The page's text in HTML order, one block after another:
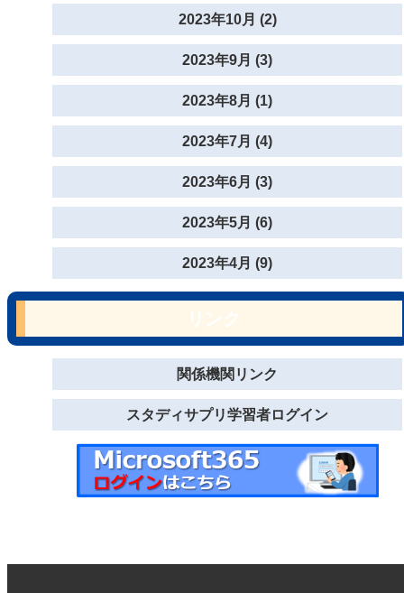
2023年10月 (2)
2023年9月 (3)
2023年8月 (1)
2023年7月 (4)
2023年6月 (3)
2023年5月 (6)
2023年4月 (9)
関係機関リンク
スタディサプリ学習者ログイン